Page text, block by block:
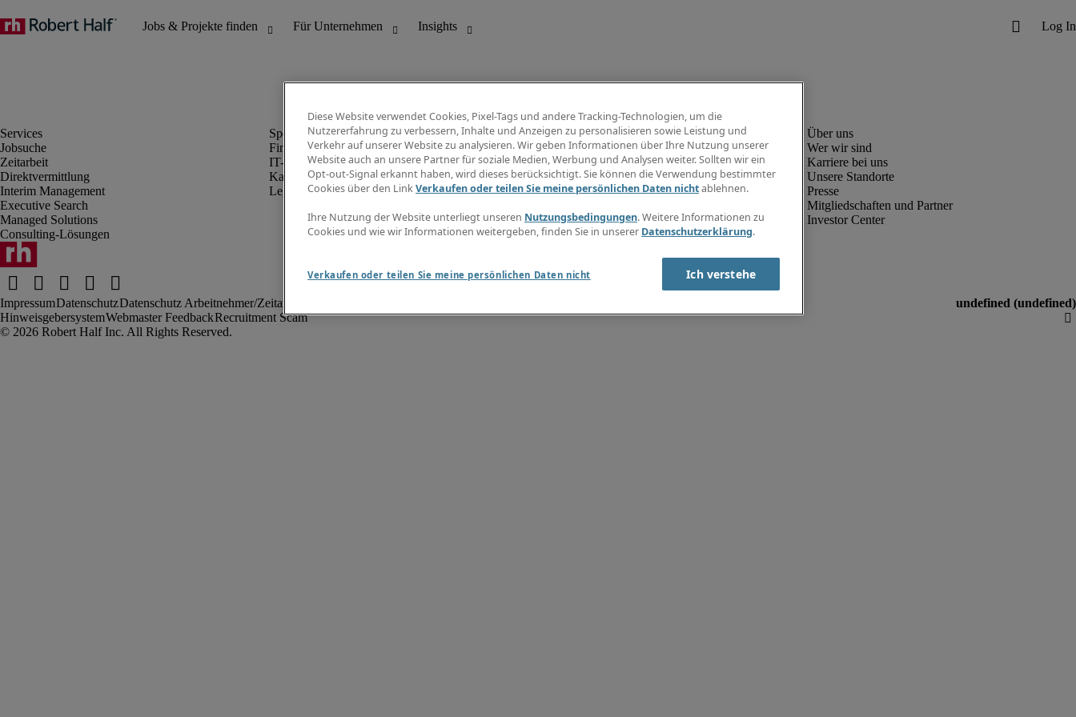
Jobsuche
Zeitarbeit
Direktvermittlung
Interim Management
Executive Search
Managed Solutions
Consulting-Lösungen
Finanz- & Rechnungswesen
IT-Bereich
Kaufmännischer Bereich
Legal
Info Center
Jobübersicht
Gehaltsübersicht
E-Learning
Wer wir sind
Karriere bei uns
Unsere Standorte
Presse
Mitgliedschaften und Partner
Investor Center
ImpressumDatenschutzDatenschutz Arbeitnehmer/Zeitarbeitskräfte
HinweisgebersystemWebmaster FeedbackRecruitment Scam
Diese Website verwendet Cookies, Pixel-Tags und andere Tracking-Technologien, um die
Nutzererfahrung zu verbessern, Inhalte und Anzeigen zu personalisieren sowie Leistung und
Verkehr auf unserer Website zu analysieren. Wir geben Informationen über Ihre Nutzung unserer
Website auch an unsere Partner für soziale Medien, Werbung und Analysen weiter. Sollten wir ein
Opt-out-Signal erkannt haben, wird dieses berücksichtigt. Sie können die Verwendung bestimmter
Cookies über den LinkVerkaufen oder teilen Sie meine persönlichen Daten nichtablehnen.
Ihre Nutzung der Website unterliegt unseren Nutzungsbedingungen. Weitere Informationen zu
Cookies und wie wir Informationen weitergeben, finden Sie in unserer Datenschutzerklärung.
Verkaufen oder teilen Sie meine persönlichen Daten nicht Ich verstehe